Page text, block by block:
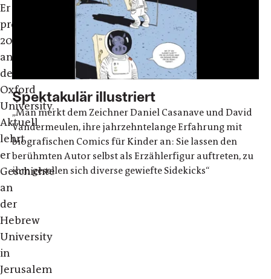
Er
promovierte
2002
an
der
Oxford
University.
Aktuell
lehrt
er
Geschichte
an
der
Hebrew
University
in
Jerusalem
Spektakulär illustriert
„Man merkt dem Zeichner Daniel Casanave und David
Vandermeulen, ihre jahrzehntelange Erfahrung mit
biografischen Comics für Kinder an: Sie lassen den
berühmten Autor selbst als Erzählerfigur auftreten, zu
ihm gesellen sich diverse gewiefte Sidekicks“